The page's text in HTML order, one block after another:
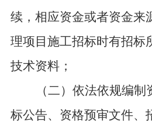
续，相应资金或者资金来
理项目施工招标时有招标
技术资料；
（二）依法依规编
标公告、资格预审文件、